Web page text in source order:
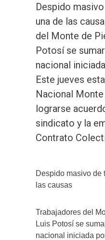
Despido
una de las
del Monte de
Potosí se
nacional
Este jueves
Nacional
lograrse
sindicato y la
Contrato
Despido masivo de
las causas
Trabajadores del
Luis Potosí se
nacional iniciada